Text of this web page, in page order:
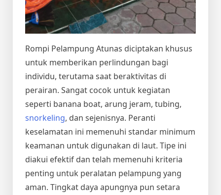
Rompi Pelampung Atunas diciptakan khusus
untuk memberikan perlindungan bagi
individu, terutama saat beraktivitas di
perairan. Sangat cocok untuk kegiatan
seperti banana boat, arung jeram, tubing,
snorkeling, dan sejenisnya. Peranti
keselamatan ini memenuhi standar minimum
keamanan untuk digunakan di laut. Tipe ini
diakui efektif dan telah memenuhi kriteria
penting untuk peralatan pelampung yang
aman. Tingkat daya apungnya pun setara